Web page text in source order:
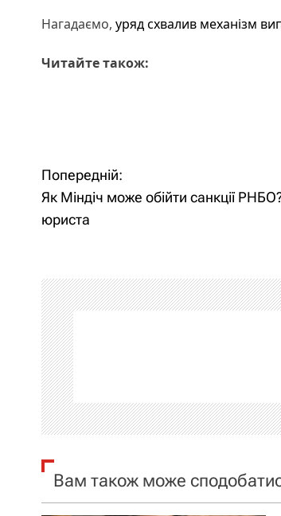
Нагадаємо, уряд схвалив механізм
Читайте також:
Н
а
і
г
а
ц
і
я
Попередній:
Як Міндіч може обійти санкції
юриста
Вам також може